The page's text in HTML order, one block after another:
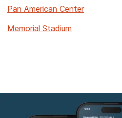
Pan American Center
Memorial Stadium